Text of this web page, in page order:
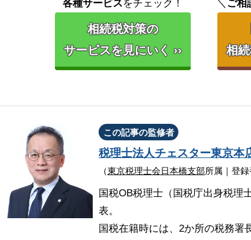
各種サービスをチェック！
相続税対策の
サービスを見にいく ››
＼ ご相
相
この記事の監修者
税理士法人チェスター東京本
（東京税理士会日本橋支部所属｜登録
国税OB税理士（国税庁出身税理
表。
国税在籍時には、2か所の税務署